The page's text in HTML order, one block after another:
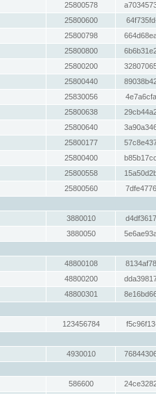
25800578
25800600
25800798
25800800
25800200
25800440
25830056
25800638
25800640
25800177
25800400
25800558
25800560
3880010
3880050
48800108
48800200
48800301
123456784
4930010
586600